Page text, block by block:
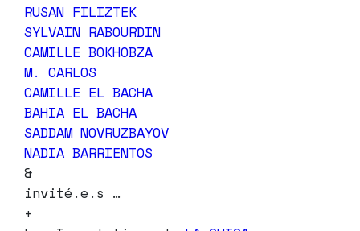
RUSAN FILIZTEK
SYLVAIN RABOURDIN
CAMILLE BOKHOBZA
M. CARLOS
CAMILLE EL BACHA
BAHIA EL BACHA
SADDAM NOVRUZBAYOV
NADIA BARRIENTOS
&
invité.e.s …
+